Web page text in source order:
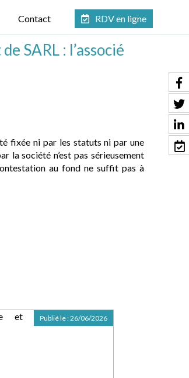
Contact RDV en ligne
SARL : l’associé
fixée ni par les statuts ni par une
la société n’est pas sérieusement
au fond ne suffit pas à
Publié le :26/06/2026